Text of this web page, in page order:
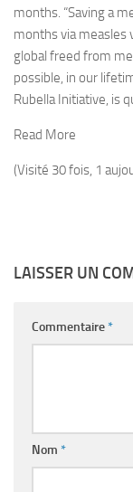
months. “Saving a
months via measles
global freed from
possible, in our
Rubella Initiative, is
Read More
(Visité 30 fois, 1
LAISSER UN
Commentaire*
Nom *